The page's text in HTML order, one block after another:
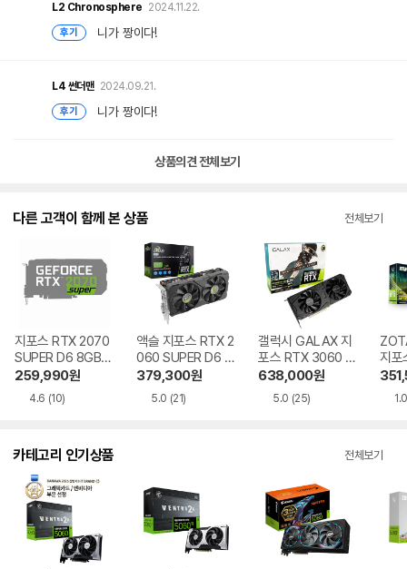
L2 Chronosphere 2024.11.22.
후기 니가 짱이다!
L4 썬더맨 2024.09.21.
후기 니가 짱이다!
상품의견 전체보기
다른 고객이 함께 본 상품 전체보기
지포스 RTX 2070
SUPER D6 8GB
(중고)
259,990원
4.6 (10)
액슬 지포스 RTX 2
060 SUPER D6 8
GB 에즈윈
379,300원
5.0 (21)
갤럭시 GALAX 지
포스 RTX 3060 V
2 D6 12GB
638,000원
5.0 (25)
지
61.0
카테고리 인기상품 전체보기